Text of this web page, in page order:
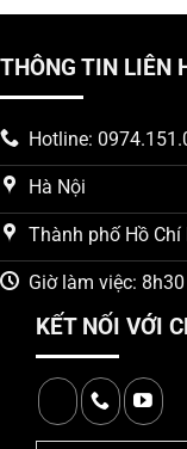
1. Giới
Bay
Rượu hổ bayđược
trong mình biểu
vệ. Tên gọi “hổ
tạo cánh, tượng
THÔNG TIN LIÊN
Hotline:
Hà Nội
Thành phố Hồ Chí
Giờ làm việc:
KẾT NỐI VỚI